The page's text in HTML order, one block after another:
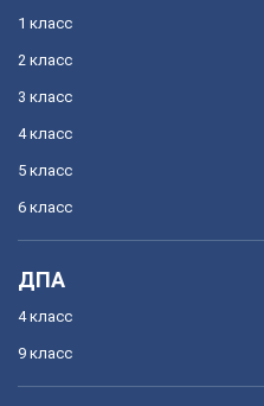
1 класс
2 класс
3 класс
4 класс
5 класс
6 класс
ДПА
4 класс
9 класс